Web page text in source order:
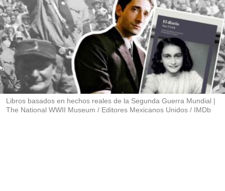
e
c
o
m
p
a
i
r
Libros basados en hechos reales de la Segunda Guerra Mundial
The National WWII Museum / Editores Mexicanos Unidos / IMDb